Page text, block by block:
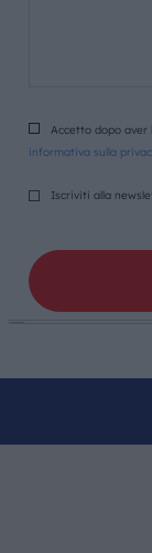
Accetto dopo
informativa sulla
Iscriviti alla